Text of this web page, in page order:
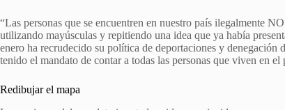
“Las personas que se encuentren en nuestro país
utilizando mayúsculas y repitiendo una idea que ya había
enero ha recrudecido su política de deportaciones y denegación
tenido el mandato de contar a todas las personas que viven en el
Redibujar el mapa